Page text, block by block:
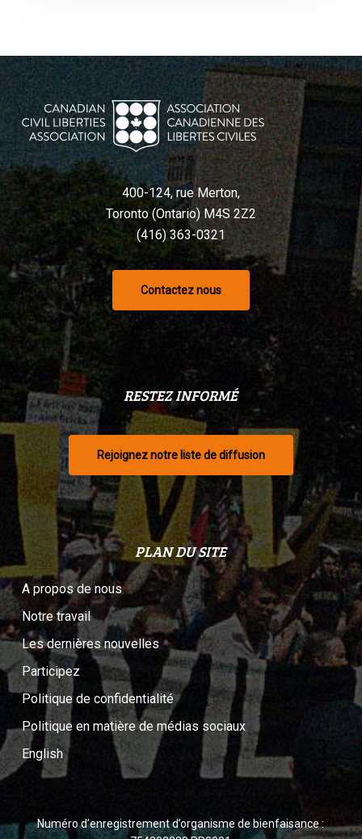
400-124, rue Merton,
Toronto (Ontario) M4S 2Z2
(416) 363-0321
Contactez nous
RESTEZ INFORMÉ
Rejoignez notre liste de diffusion
PLAN DU SITE
A propos de nous
Notre travail
Les dernières nouvelles
Participez
Politique de confidentialité
Politique en matière de médias sociaux
English
Numéro d’enregistrement d’organisme de bienfaisance :